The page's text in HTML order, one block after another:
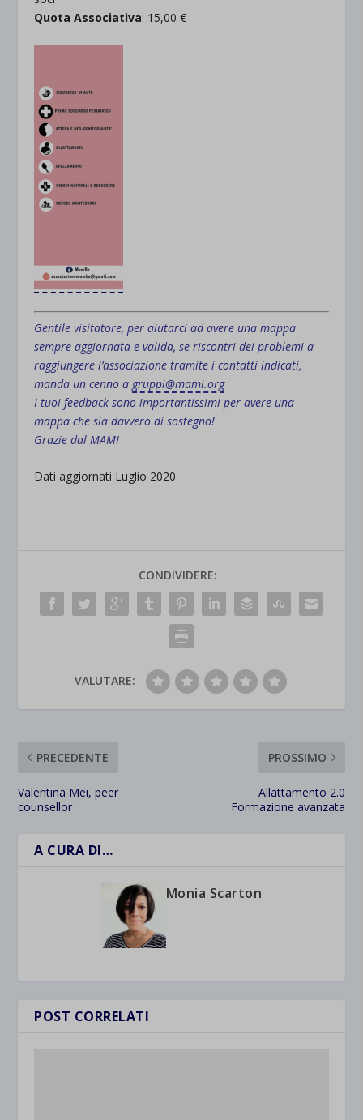
Quota Associativa: 15,00 €
Gentile visitatore, per aiutarci ad avere una mappa
sempre aggiornata e valida, se riscontri dei problemi a
raggiungere l’associazione tramite i contatti indicati,
manda un cenno a gruppi@mami.org
I tuoi feedback sono importantissimi per avere una
mappa che sia davvero di sostegno!
Grazie dal MAMI
Dati aggiornati Luglio 2020
CONDIVIDERE:
VALUTARE:
PRECEDENTE
Valentina Mei, peer
counsellor
PROSSIMO
Allattamento 2.0
Formazione avanzata
A CURA DI…
Monia Scarton
POST CORRELATI